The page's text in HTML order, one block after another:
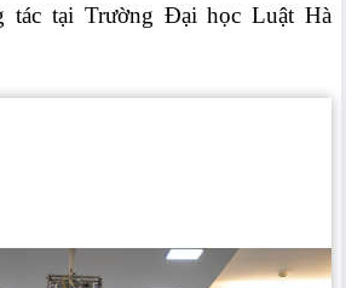
tác tại Trường Đại học Luật Hà